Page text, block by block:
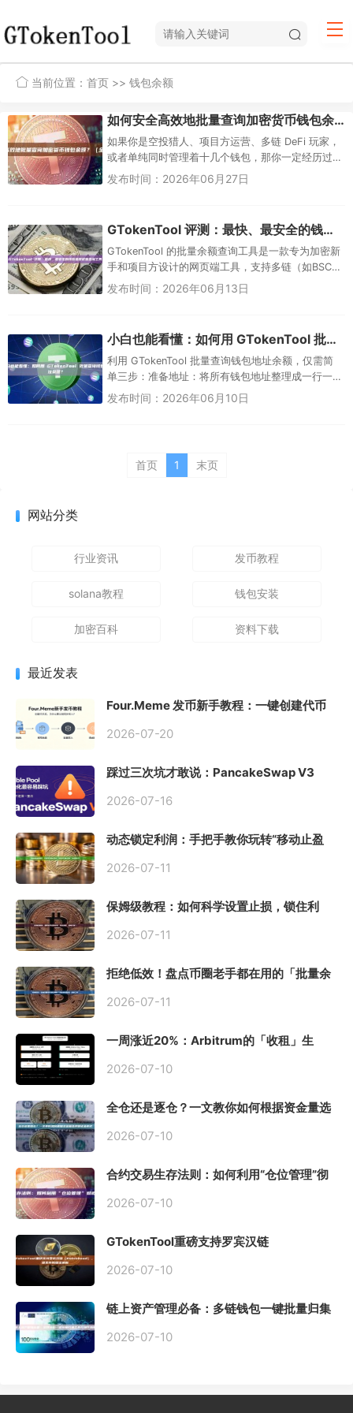
当前位置： 首页 >> 钱包余额
如何安全高效地批量查询加密货币钱包余额？（全流程指南）
如果你是空投猎人、项目方运营、多链 DeFi 玩家，
或者单纯同时管理着十几个钱包，那你一定经历过
这种煎熬：为了确认资产到账或做持仓快照，不得
发布时间：2026年06月27日
GTokenTool 评测：最快、最安全的钱包余额批量查询工具
GTokenTool 的批量余额查询工具是一款专为加密新
手和项目方设计的网页端工具，支持多链（如BSC、
SOLANA、ETH等）批量导入钱包地址，一键查询
发布时间：2026年06月13日
小白也能看懂：如何用 GTokenTool 批量查询钱包地址余额？
利用 GTokenTool 批量查询钱包地址余额，仅需简
单三步：准备地址：将所有钱包地址整理成一行一
个的 TXT 文本。上传查询：在 GTokenTool 的“...
发布时间：2026年06月10日
首页 1 末页
网站分类
行业资讯 发币教程
solana教程 钱包安装
加密百科 资料下载
最近发表
Four.Meme 发币新手教程：一键创建代币
2026-07-20
踩过三次坑才敢说：PancakeSwap V3
初始化
2026-07-16
动态锁定利润：手把手教你玩转“移动止盈
2026-07-11
保姆级教程：如何科学设置止损，锁住利
2026-07-11
拒绝低效！盘点币圈老手都在用的「批量余
2026-07-11
一周涨近20%：Arbitrum的「收租」生
2026-07-10
全仓还是逐仓？一文教你如何根据资金量选
2026-07-10
合约交易生存法则：如何利用“仓位管理”彻
2026-07-10
GTokenTool重磅支持罗宾汉链
2026-07-10
链上资产管理必备：多链钱包一键批量归集
2026-07-10